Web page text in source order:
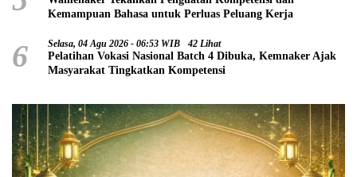
Kemampuan Bahasa untuk Perluas Peluang Kerja
6 Selasa, 04 Agu 2026 - 06:53 WIB 42 Lihat
Pelatihan Vokasi Nasional Batch 4 Dibuka, Kemnaker Ajak
Masyarakat Tingkatkan Kompetensi